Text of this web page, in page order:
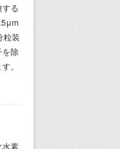
る
粒装
除
。
素